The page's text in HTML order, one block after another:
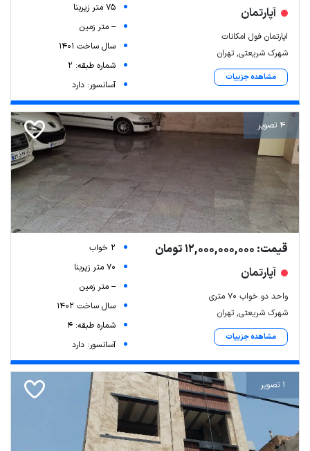
آپارتمان
اپارتمان فول امکانات
شهرک شریعتی, تهران
مشاهده جزییات
75 متر زیربنا
-- متر زمین
سال ساخت 1401
شماره طبقه: 2
آسانسور: دارد
4 تصویر
قیمت: 12,000,000,000 تومان
آپارتمان
واحد دو خواب ۷۰ متری
شهرک شریعتی, تهران
مشاهده جزییات
2 خواب
70 متر زیربنا
-- متر زمین
سال ساخت 1402
شماره طبقه: 4
آسانسور: دارد
1 تصویر